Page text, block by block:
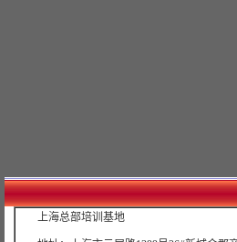
上海总部培训基地